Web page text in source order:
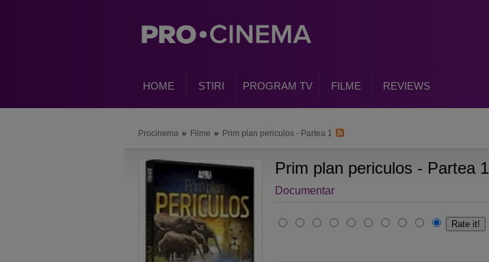
HOME STIRI PROGRAM TV FILME REVIEWS
Procinema » Filme » Prim plan periculos - Partea 1
Prim plan periculos - Partea 1
Documentar